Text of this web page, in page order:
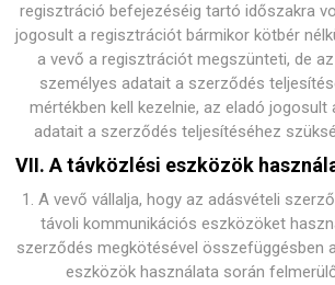
regisztráció befejezéséig tartó időszakra
jogosult a regisztrációt bármikor kötbér
a vevő a regisztrációt megszünteti, de
személyes adatait a szerződés
mértékben kell kezelnie, az eladó jogosult
adatait a szerződés teljesítéséhez
VII. A távközlési eszközök
1. A vevő vállalja, hogy az adásvételi
távoli kommunikációs eszközöket
szerződés megkötésével összefüggésben
eszközök használata során